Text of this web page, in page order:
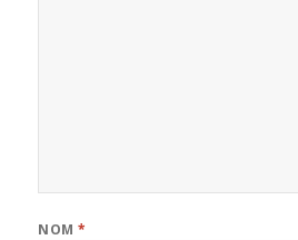
NOM*